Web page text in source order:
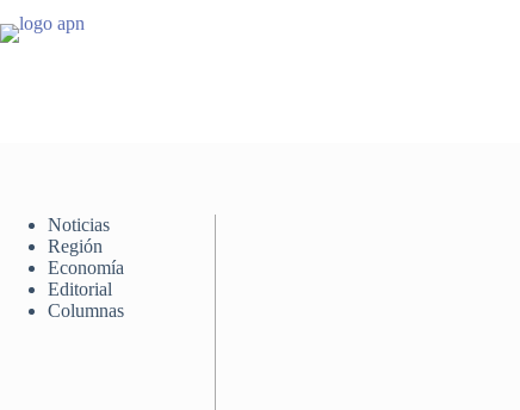
al
Noticias
Región
Economía
Editorial
Columnas